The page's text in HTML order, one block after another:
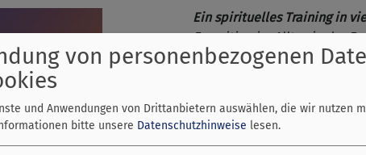
Ein spirituelles Training in
Exerzitien im Alltag in der
In welchen
Entspannen? Wo sind
Ausgespannt zwischen Welt
Wochen unterwegs. In
von personenbezogenen
und Anwendungen von Drittanbietern auswählen, die wir nutzen
bitte unsere Datenschutzhinweise lesen.